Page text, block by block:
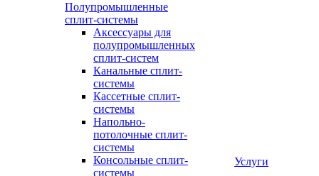
Полупромышленные
сплит-системы
Аксессуары для
полупромышленных
сплит-систем
Канальные сплит-
системы
Кассетные сплит-
системы
Напольно-
потолочные сплит-
системы
Консольные сплит-
системы
Услуги